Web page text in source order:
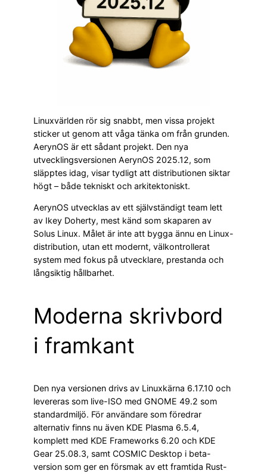
Linuxvärlden rör sig snabbt, men vissa projekt
sticker ut genom att våga tänka om från grunden.
AerynOS är ett sådant projekt. Den nya
utvecklingsversionen AerynOS 2025.12, som
släpptes idag, visar tydligt att distributionen siktar
högt – både tekniskt och arkitektoniskt.
AerynOS utvecklas av ett självständigt team lett
av Ikey Doherty, mest känd som skaparen av
Solus Linux. Målet är inte att bygga ännu en Linux-
distribution, utan ett modernt, välkontrollerat
system med fokus på utvecklare, prestanda och
långsiktig hållbarhet.
Moderna skrivbord
i framkant
Den nya versionen drivs av Linuxkärna 6.17.10 och
levereras som live-ISO med GNOME 49.2 som
standardmiljö. För användare som föredrar
alternativ finns nu även KDE Plasma 6.5.4,
komplett med KDE Frameworks 6.20 och KDE
Gear 25.08.3, samt COSMIC Desktop i beta-
version som ger en försmak av ett framtida Rust-